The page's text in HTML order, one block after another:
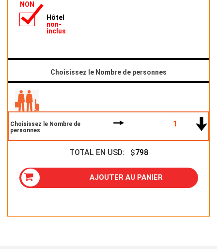
NON
Hôtel
non-
inclus
Choisissez le Nombre de personnes
Choisissez le Nombre de
personnes
TOTAL EN USD: $798
AJOUTER AU PANIER